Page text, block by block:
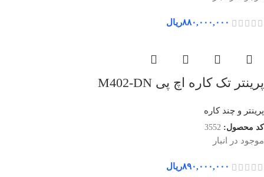
۸۸۰,۰۰۰,۰۰۰ریال
پرینتر تک کاره اچ پی M402-DN
پرینتر و چند کاره
کد محصول: 3552
موجود در انبار
۸۹۰,۰۰۰,۰۰۰ریال